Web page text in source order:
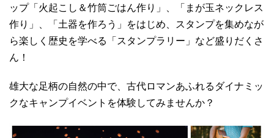
ップ「火起こし＆竹筒ごはん作り」、「まが玉ネックレス
作り」、「土器を作ろう」をはじめ、スタンプを集めなが
ら楽しく歴史を学べる「スタンプラリー」など盛りだくさ
ん！
雄大な足柄の自然の中で、古代ロマンあふれるダイナミッ
クなキャンプイベントを体験してみませんか？